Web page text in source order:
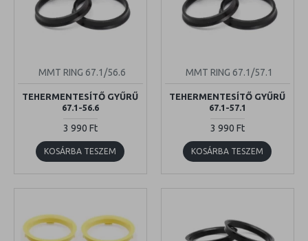
MMT RING 67.1/56.6
TEHERMENTESÍTŐ GYŰRŰ
67.1-56.6
3 990 Ft
KOSÁRBA TESZEM
MMT RING 67.1/57.1
TEHERMENTESÍTŐ GYŰRŰ
67.1-57.1
3 990 Ft
KOSÁRBA TESZEM